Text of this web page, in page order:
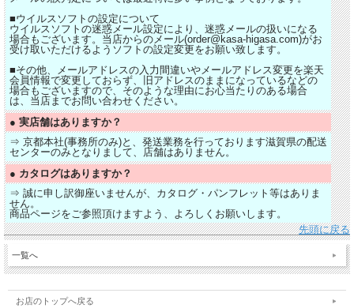
■ウイルスソフトの設定について
ウイルスソフトの迷惑メール設定により、迷惑メールの扱いになる
場合もございます。当店からのメール(order@kasa-higasa.com)がお
受け取いただけるようソフトの設定変更をお願い致します。
■その他、メールアドレスの入力間違いやメールアドレス変更を楽天
会員情報で変更しておらず、旧アドレスのままになっているなどの
場合もございますので、そのような理由にお心当たりのある場合
は、当店までお問い合わせください。
● 実店舗はありますか？
⇒ 京都本社(事務所のみ)と、発送業務を行っております滋賀県の配送
センターのみとなりまして、店舗はありません。
● カタログはありますか？
⇒ 誠に申し訳御座いませんが、カタログ・パンフレット等はありま
せん。
商品ページをご参照頂けますよう、よろしくお願いします。
先頭に戻る
一覧へ
お店のトップへ戻る